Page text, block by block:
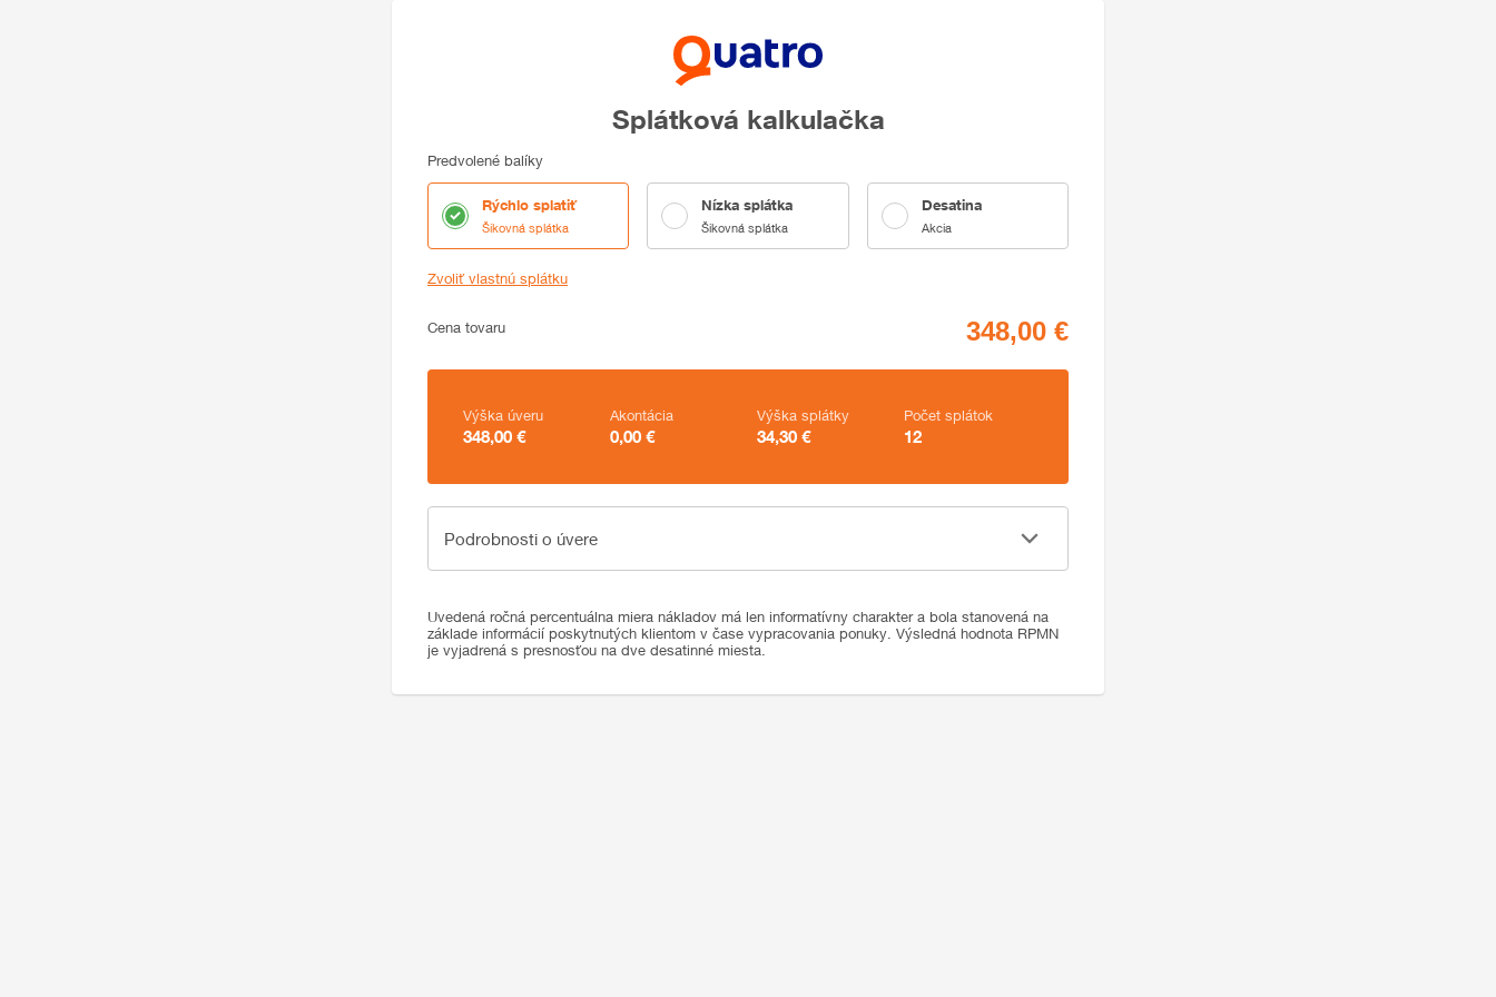
Splátková kalkulačka
Predvolené balíky
Rýchlo splatiť
Šikovná splátka
Nízka splátka
Šikovná splátka
Desatina
Akcia
Zvoliť vlastnú splátku
Cena
Cena tovaru
Zhrnutie
Výška úveru
348,00 €
Akontácia
0,00 €
Výška splátky
34,30 €
Počet splátok
12
Podrobnosti o úvere
Podrobnosti o úvere
Uvedená ročná percentuálna miera nákladov má len informatívny charakter a bola stanovená na
základe informácií poskytnutých klientom v čase vypracovania ponuky. Výsledná hodnota RPMN
je vyjadrená s presnosťou na dve desatinné miesta.